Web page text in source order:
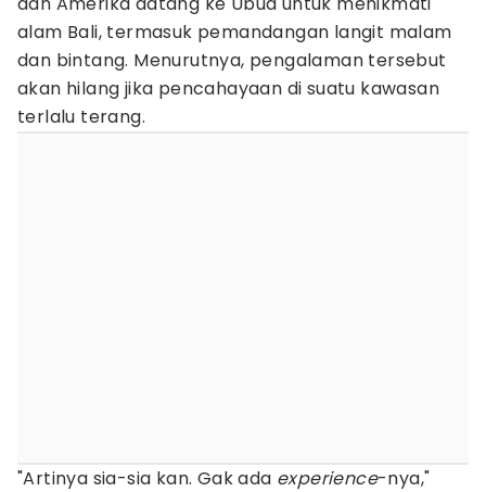
alam Bali, termasuk pemandangan langit malam
dan bintang. Menurutnya, pengalaman tersebut
akan hilang jika pencahayaan di suatu kawasan
terlalu terang.
"Artinya sia-sia kan. Gak ada experience-nya,"